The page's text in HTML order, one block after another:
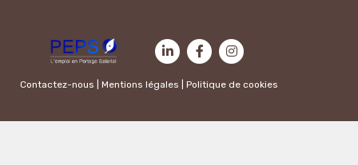
Contactez-nous |Mentions légales |Politique de cookies